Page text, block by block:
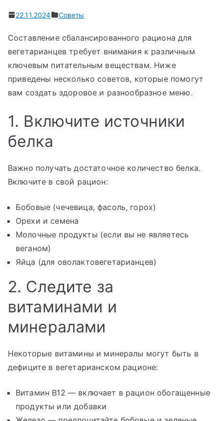
22.11.2024 Советы
Составление сбалансированного рациона для
вегетарианцев требует внимания к различным
ключевым питательным веществам. Ниже
приведены несколько советов, которые помогут
вам создать здоровое и разнообразное меню.
1. Включите источники
белка
Важно получать достаточное количество белка.
Включите в свой рацион:
Бобовые (чечевица, фасоль, горох)
Орехи и семена
Молочные продукты (если вы не являетесь
веганом)
Яйца (для оволактовегетарианцев)
2. Следите за
витаминами и
минералами
Некоторые витамины и минералы могут быть в
дефиците в вегетарианском рационе:
Витамин B12 — включает в рацион обогащенные
продукты или добавки